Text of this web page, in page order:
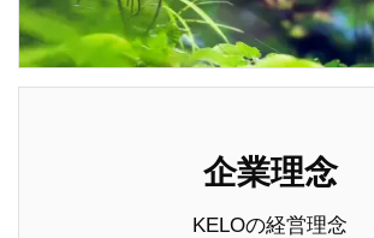
企業理念
KELOの経営理念